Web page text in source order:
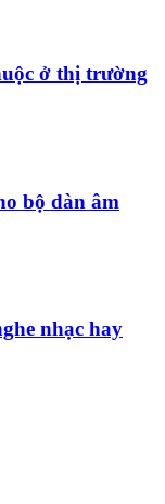
ở thị trường
bộ dàn âm
nhạc hay